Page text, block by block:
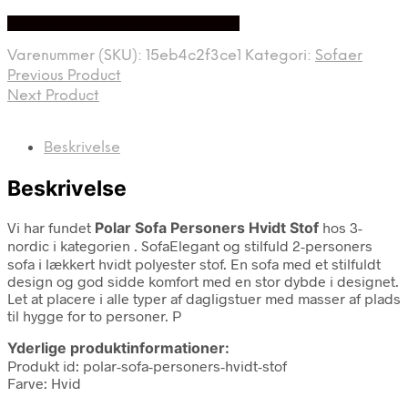
Varenummer (SKU): 15eb4c2f3ce1 Kategori: Sofaer
Previous Product
Next Product
Beskrivelse
Beskrivelse
Vi har fundet Polar Sofa Personers Hvidt Stof hos 3-
nordic i kategorien . SofaElegant og stilfuld 2-personers
sofa i lækkert hvidt polyester stof. En sofa med et stilfuldt
design og god sidde komfort med en stor dybde i designet.
Let at placere i alle typer af dagligstuer med masser af plads
til hygge for to personer. P
Yderlige produktinformationer:
Produkt id: polar-sofa-personers-hvidt-stof
Farve: Hvid